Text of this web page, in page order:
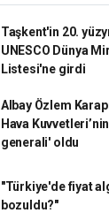
Taşkent'in 20.
UNESCO Dünya
Listesi'ne girdi
Albay Özlem
Hava
generali' oldu
"Türkiye'de fiyat
bozuldu?"